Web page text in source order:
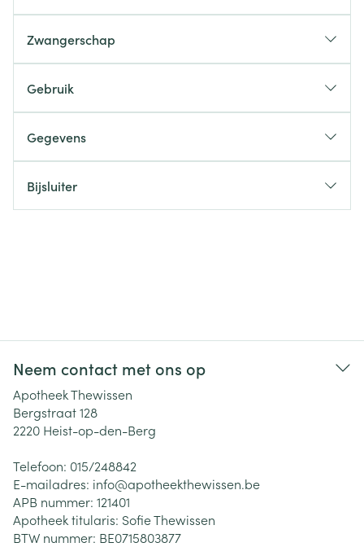
Zwangerschap
Gebruik
Gegevens
Bijsluiter
Neem contact met ons op
Apotheek Thewissen
Bergstraat 128
2220 Heist-op-den-Berg
Telefoon: 015/248842
E-mailadres: info@apotheekthewissen.be
APB nummer: 121401
Apotheek titularis: Sofie Thewissen
BTW nummer: BE0715803877